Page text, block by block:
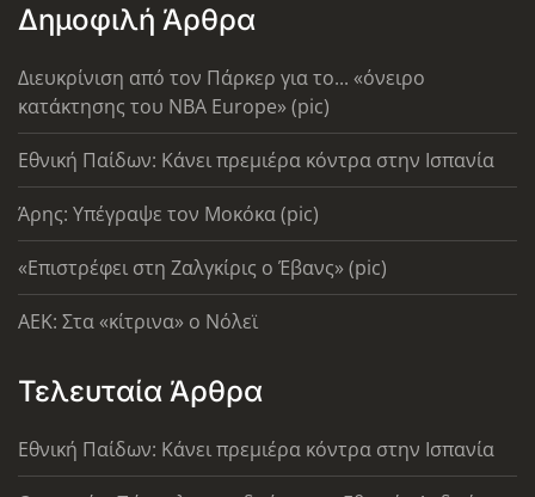
Δημοφιλή Άρθρα
Διευκρίνιση από τον Πάρκερ για το... «όνειρο
κατάκτησης του ΝΒΑ Europe» (pic)
Εθνική Παίδων: Κάνει πρεμιέρα κόντρα στην Ισπανία
Άρης: Υπέγραψε τον Μοκόκα (pic)
«Επιστρέφει στη Ζαλγκίρις ο Έβανς» (pic)
AEK: Στα «κίτρινα» ο Νόλεϊ
Τελευταία Άρθρα
Εθνική Παίδων: Κάνει πρεμιέρα κόντρα στην Ισπανία